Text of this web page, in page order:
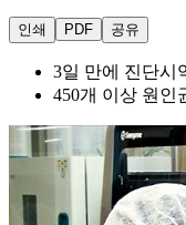
인쇄 PDF 공유
3일 만에 진단시
450개 이상 원인